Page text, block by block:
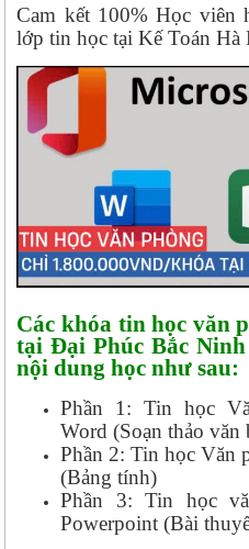
Cam kết 100% Học viên
lớp tin học tại Kế Toán Hà
Các khóa tin học văn
tại Đại Phúc Bắc
nội dung học như sau:
Phần 1: Tin học
Word (Soạn thảo văn
Phần 2: Tin học Văn
(Bảng tính)
Phần 3: Tin học
Powerpoint (Bài